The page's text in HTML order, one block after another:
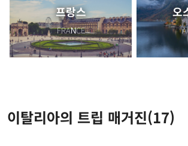
프랑스
FRANCE
오
이탈리아의 트립 매거진(17)